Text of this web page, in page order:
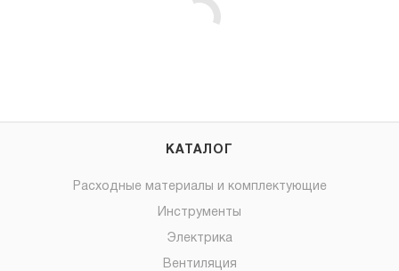
КАТАЛОГ
Расходные материалы и комплектующие
Инструменты
Электрика
Вентиляция